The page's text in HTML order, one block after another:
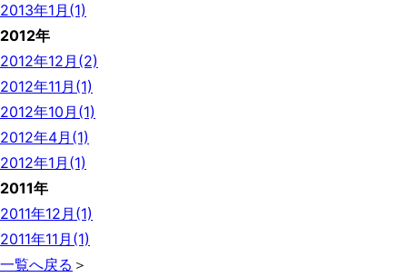
2013年1月(1)
2012年
2012年12月(2)
2012年11月(1)
2012年10月(1)
2012年4月(1)
2012年1月(1)
2011年
2011年12月(1)
2011年11月(1)
一覧へ戻る ＞